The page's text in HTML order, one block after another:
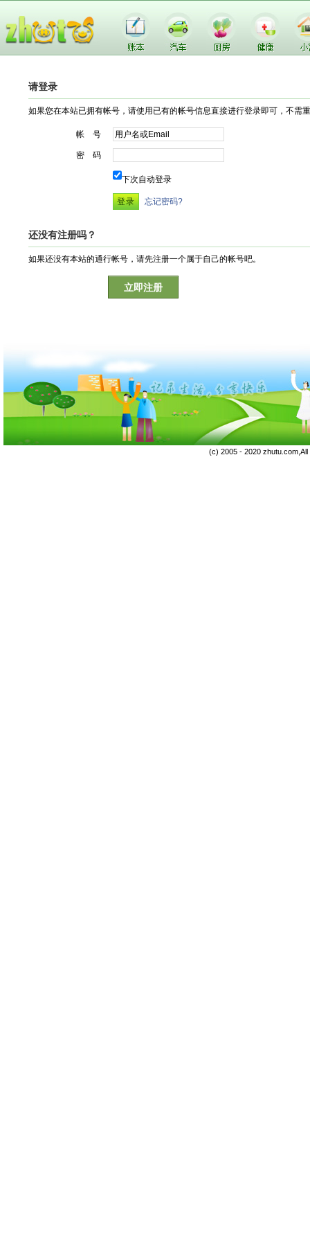
请登录
如果您在本站已拥有帐号，请使用已有的帐号信息直接进行登录即可，不需
帐 号
密 码
下次自动登录
忘记密码?
还没有注册吗？
如果还没有本站的通行帐号，请先注册一个属于自己的帐号吧。
立即注册
(c) 2005 - 2020